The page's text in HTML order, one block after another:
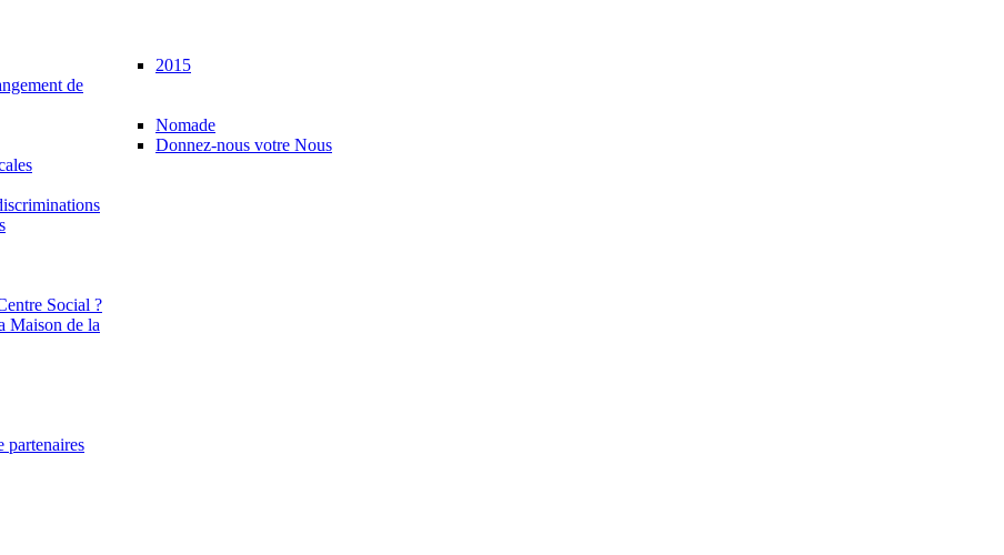
2015
de
Nomade
Donnez-nous votre Nous
Social ?
Maison de la
partenaires